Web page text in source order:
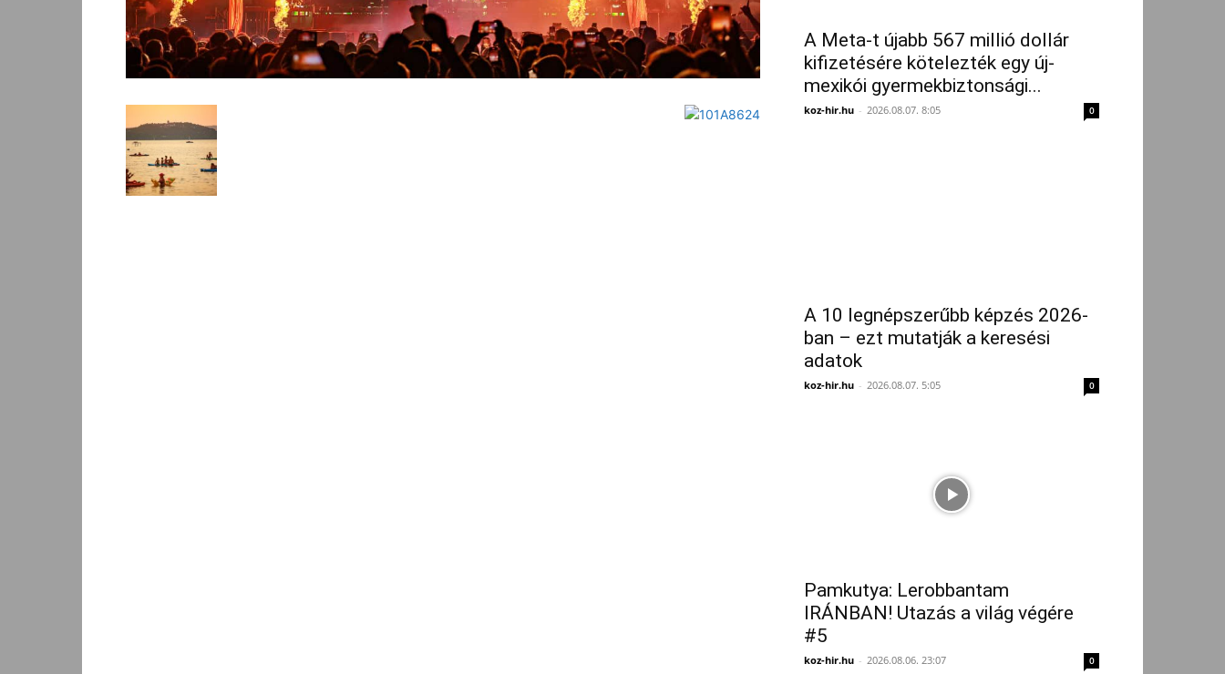
A Meta-t újabb 567 millió dollár
kifizetésére kötelezték egy új-
mexikói gyermekbiztonsági...
koz-hir.hu - 2026.08.07. 8:05 0
A 10 legnépszerűbb képzés 2026-
ban – ezt mutatják a keresési
adatok
koz-hir.hu - 2026.08.07. 5:05 0
Pamkutya: Lerobbantam
IRÁNBAN! Utazás a világ végére
#5
koz-hir.hu - 2026.08.06. 23:07 0